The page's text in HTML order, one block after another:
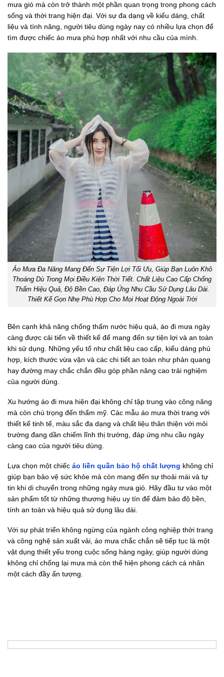
mưa gió mà còn trở thành một phần quan trọng trong phong cách
sống và thời trang hiện đại. Với sự đa dạng về kiểu dáng, chất
liệu và tính năng, người tiêu dùng ngày nay có nhiều lựa chọn để
tìm được chiếc áo mưa phù hợp nhất với nhu cầu của mình.
Áo Mưa Đa Năng Mang Đến Sự Tiện Lợi Tối Ưu, Giúp Bạn Luôn Khô
Thoáng Dù Trong Mọi Điều Kiện Thời Tiết. Chất Liệu Cao Cấp Chống
Thấm Hiệu Quả, Độ Bền Cao, Đáp Ứng Nhu Cầu Sử Dụng Lâu Dài.
Thiết Kế Gọn Nhẹ Phù Hợp Cho Mọi Hoạt Động Ngoài Trời
Bên cạnh khả năng chống thấm nước hiệu quả, áo đi mưa ngày
càng được cải tiến về thiết kế để mang đến sự tiện lợi và an toàn
khi sử dụng. Những yếu tố như chất liệu cao cấp, kiểu dáng phù
hợp, kích thước vừa vặn và các chi tiết an toàn như phản quang
hay đường may chắc chắn đều góp phần nâng cao trải nghiệm
của người dùng.
Xu hướng áo đi mưa hiện đại không chỉ tập trung vào công năng
mà còn chú trọng đến thẩm mỹ. Các mẫu áo mưa thời trang với
thiết kế tinh tế, màu sắc đa dạng và chất liệu thân thiện với môi
trường đang dần chiếm lĩnh thị trường, đáp ứng nhu cầu ngày
càng cao của người tiêu dùng.
Lựa chọn một chiếc áo liền quần bảo hộ chất lượng không chỉ
giúp bạn bảo vệ sức khỏe mà còn mang đến sự thoải mái và tự
tin khi di chuyển trong những ngày mưa gió. Hãy đầu tư vào một
sản phẩm tốt từ những thương hiệu uy tín để đảm bảo độ bền,
tính an toàn và hiệu quả sử dụng lâu dài.
Với sự phát triển không ngừng của ngành công nghiệp thời trang
và công nghệ sản xuất vải, áo mưa chắc chắn sẽ tiếp tục là một
vật dụng thiết yếu trong cuộc sống hàng ngày, giúp người dùng
không chỉ chống lại mưa mà còn thể hiện phong cách cá nhân
một cách đầy ấn tượng.